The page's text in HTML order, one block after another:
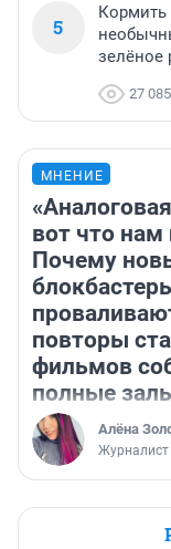
5
зелёное
27 085
МНЕНИЕ
вот что
Почему
повторы
фильмов
полные
Алёна